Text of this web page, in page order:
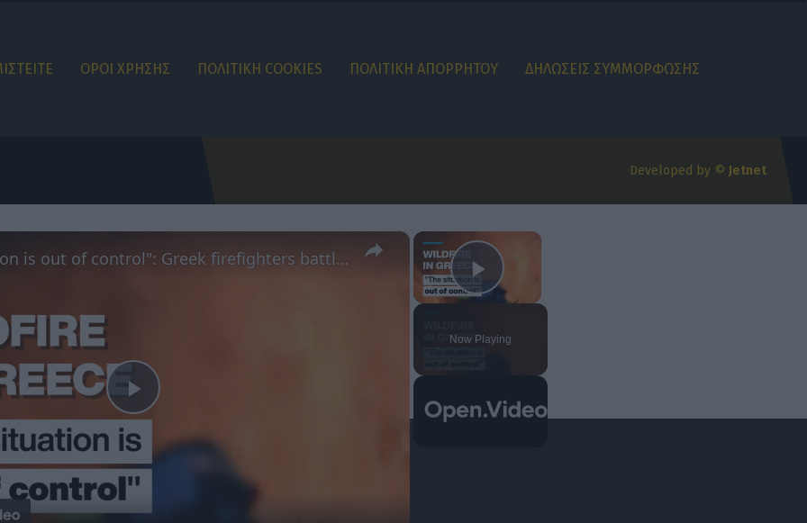
(VIDEO)
ΟΡΟΙ ΧΡΗΣΗΣ ΠΟΛΙΤΙΚΗ COOKIES ΠΟΛΙΤΙΚΗ ΑΠΟΡΡΗΤΟΥ ΔΗΛΩΣΕΙΣ ΣΥΜΜΟΡΦΩΣΗΣ
Developed by © Jetnet
×
Play Video
Now Playing
×
Play
Video
"The situation is out of control": Greek firefighters battle wildfire for fourth day